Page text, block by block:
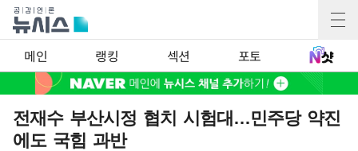
메인 랭킹 섹션 포토
전재수 부산시정 협치 시험대…민주당 약진
에도 국힘 과반